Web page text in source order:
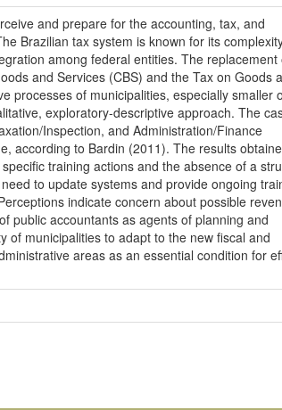
and prepare for the accounting, tax, and
Brazilian tax system is known for its
among federal entities. The replacement
and Services (CBS) and the Tax on Goods
processes of municipalities, especially smaller
exploratory-descriptive approach. The
Inspection, and Administration/Finance
according to Bardin (2011). The results
training actions and the absence of a
to update systems and provide ongoing
indicate concern about possible
public accountants as agents of planning and
of municipalities to adapt to the new fiscal and
areas as an essential condition for